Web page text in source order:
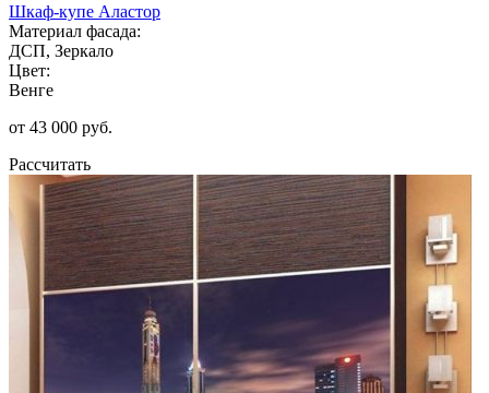
Шкаф-купе Аластор
Материал фасада:
ДСП, Зеркало
Цвет:
Венге
от 43 000 руб.
Рассчитать